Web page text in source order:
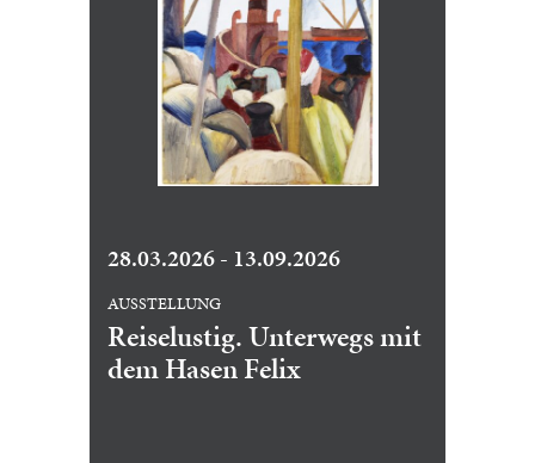
28.03.2026 - 13.09.2026
AUSSTELLUNG
Reiselustig. Unterwegs mit
dem Hasen Felix